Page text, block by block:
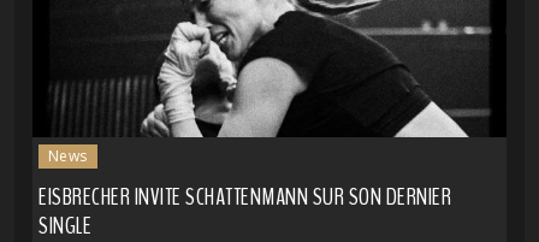
News
EISBRECHER INVITE SCHATTENMANN SUR SON DERNIER
SINGLE